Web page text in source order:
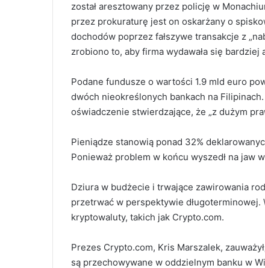
został aresztowany przez policję w
przez prokuraturę jest on oskarżany o
dochodów poprzez fałszywe transakcje z
zrobiono to, aby firma wydawała się bardziej
Podane fundusze o wartości 1.9 mld euro
dwóch nieokreślonych bankach na Filipinach.
oświadczenie stwierdzające, że „z dużym
Pieniądze stanowią ponad 32%
Ponieważ problem w końcu wyszedł na jaw
Dziura w budżecie i trwające zawirowania
przetrwać w perspektywie długoterminowej.
kryptowaluty, takich jak Crypto.com.
Prezes Crypto.com, Kris Marszalek,
są przechowywane w oddzielnym banku w